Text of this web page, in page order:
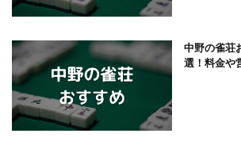
中野の雀荘
選！料金や